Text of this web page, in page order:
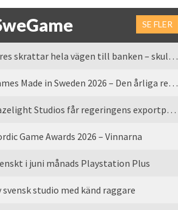
SE FLER
Fares skrattar hela vägen till banken – skulle vi tro
Games Made in Sweden 2026 – Den årliga rean är tillbaka
Hazelight Studios får regeringens exportpris 2025
Game Awards 2026 – Vinnarna
i juni månads Playstation Plus
svensk studio med känd raggare